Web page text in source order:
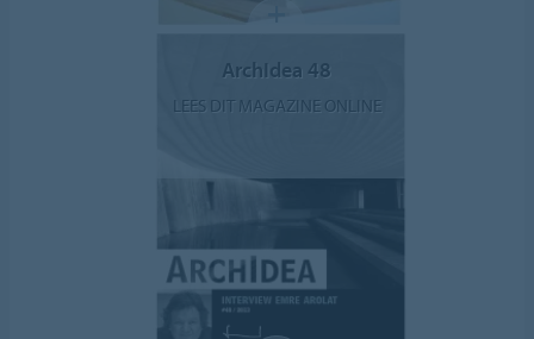
ArchIdea 48
LEES DIT MAGAZINE ONLINE